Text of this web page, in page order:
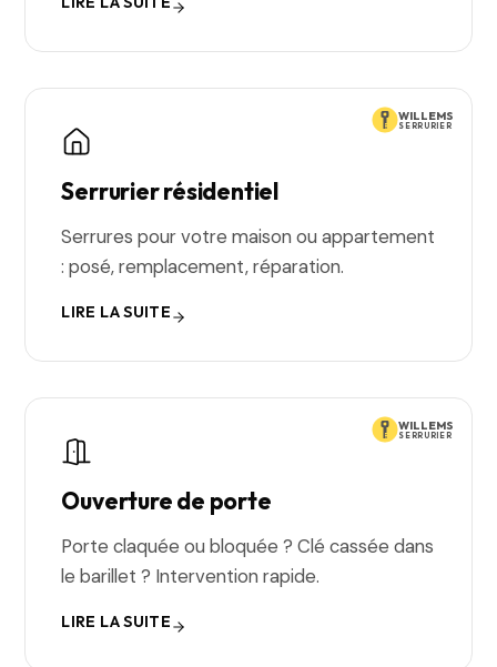
WILLEMS
SERRURIER
Serrurier résidentiel
Serrures pour votre maison ou appartement
: posé, remplacement, réparation.
LIRE LA SUITE
WILLEMS
SERRURIER
Ouverture de porte
Porte claquée ou bloquée ? Clé cassée dans
le barillet ? Intervention rapide.
LIRE LA SUITE